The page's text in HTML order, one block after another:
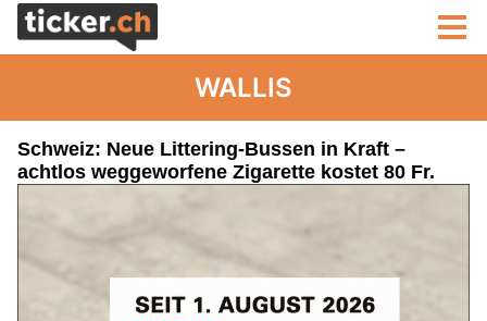
WALLIS
Schweiz: Neue Littering-Bussen in Kraft –
achtlos weggeworfene Zigarette kostet 80 Fr.